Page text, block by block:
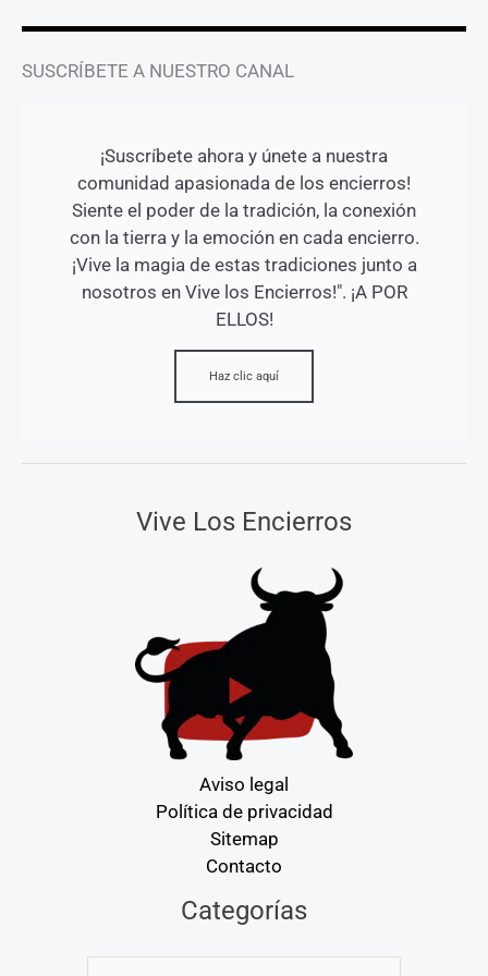
SUSCRÍBETE A NUESTRO CANAL
¡Suscríbete ahora y únete a nuestra
comunidad apasionada de los encierros!
Siente el poder de la tradición, la conexión
con la tierra y la emoción en cada encierro.
¡Vive la magia de estas tradiciones junto a
nosotros en Vive los Encierros!". ¡A POR
ELLOS!
Haz clic aquí
Vive Los Encierros
Aviso legal
Política de privacidad
Sitemap
Contacto
Categorías